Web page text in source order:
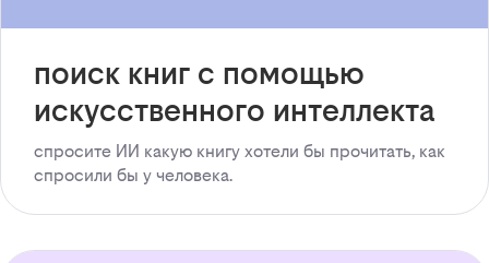
поиск книг с помощью
искусственного интеллекта
спросите ИИ какую книгу хотели бы прочитать, как
спросили бы у человека.